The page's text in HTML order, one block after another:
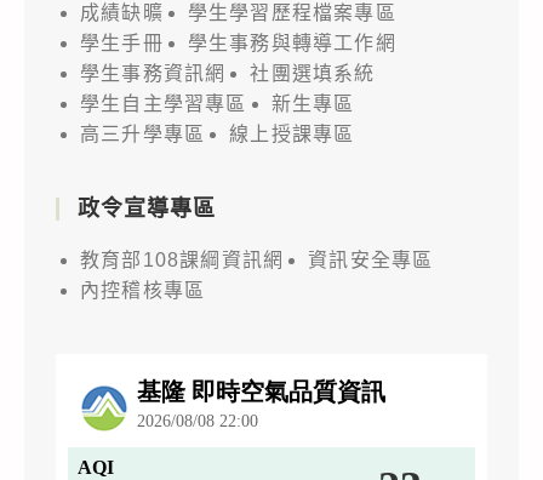
成績缺曠
學生學習歷程檔案專區
學生手冊
學生事務與轉導工作網
學生事務資訊網
社團選填系統
學生自主學習專區
新生專區
高三升學專區
線上授課專區
政令宣導專區
教育部108課綱資訊網
資訊安全專區
內控稽核專區